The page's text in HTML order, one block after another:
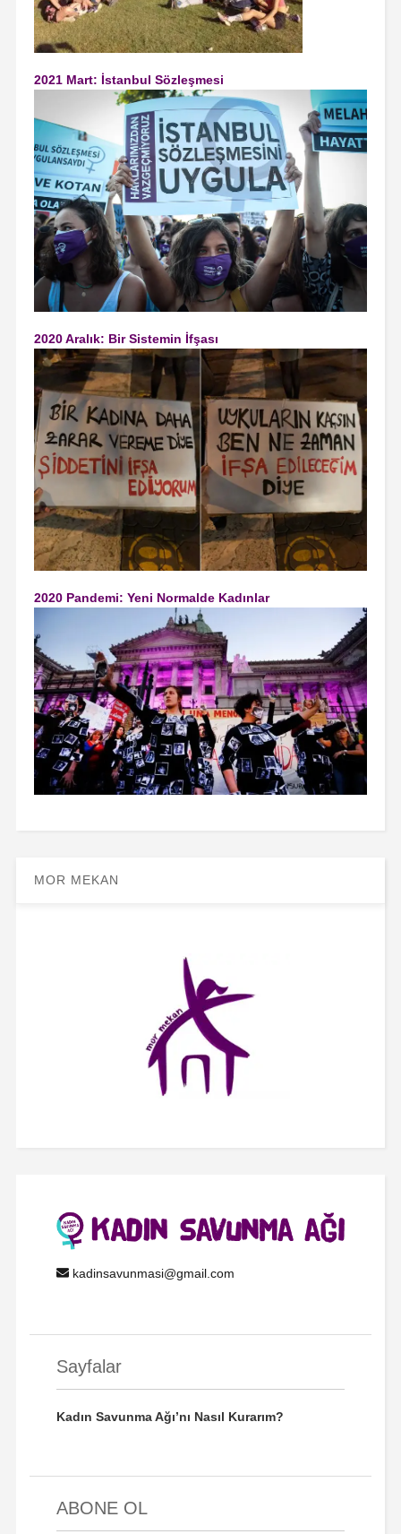
2021 Mart: İstanbul Sözleşmesi
2020 Aralık: Bir Sistemin İfşası
2020 Pandemi: Yeni Normalde Kadınlar
MOR MEKAN
kadinsavunmasi@gmail.com
Sayfalar
Kadın Savunma Ağı’nı Nasıl Kurarım?
ABONE OL